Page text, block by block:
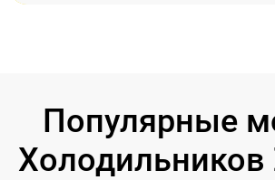
Популярные
Холодильников